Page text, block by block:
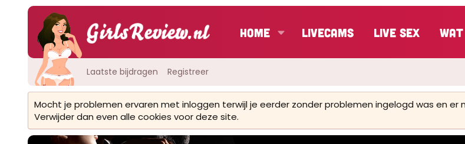
Home LiveCams Live Sex
Laatste bijdragen Registreer
Mocht je problemen ervaren met inloggen terwijl je eerder zonder problemen ingelogd was en er
Verwijder dan even alle cookies voor deze site.